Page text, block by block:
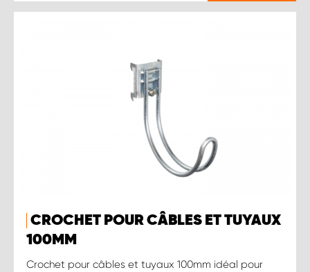
CROCHET POUR CÂBLES ET TUYAUX
100MM
Crochet pour câbles et tuyaux 100mm idéal pour